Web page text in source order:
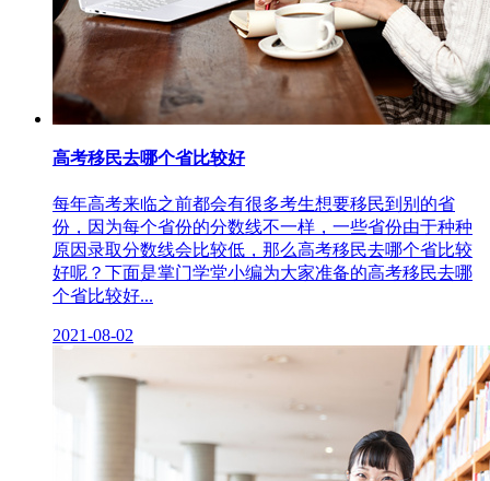
高考移民去哪个省比较好
每年高考来临之前都会有很多考生想要移民到别的省
份，因为每个省份的分数线不一样，一些省份由于种种
原因录取分数线会比较低，那么高考移民去哪个省比较
好呢？下面是掌门学堂小编为大家准备的高考移民去哪
个省比较好...
2021-08-02